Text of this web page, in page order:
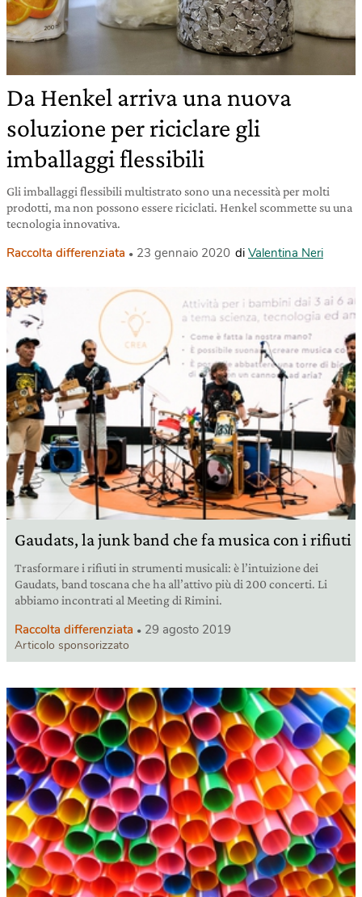
Da Henkel arriva una nuova
soluzione per riciclare gli
imballaggi flessibili
Gli imballaggi flessibili multistrato sono una necessità per molti
prodotti, ma non possono essere riciclati. Henkel scommette su una
tecnologia innovativa.
Raccolta differenziata 23 gennaio 2020 di Valentina Neri
Gaudats, la junk band che fa musica con i rifiuti
Trasformare i rifiuti in strumenti musicali: è l’intuizione dei
Gaudats, band toscana che ha all’attivo più di 200 concerti. Li
abbiamo incontrati al Meeting di Rimini.
Raccolta differenziata 29 agosto 2019
Articolo sponsorizzato